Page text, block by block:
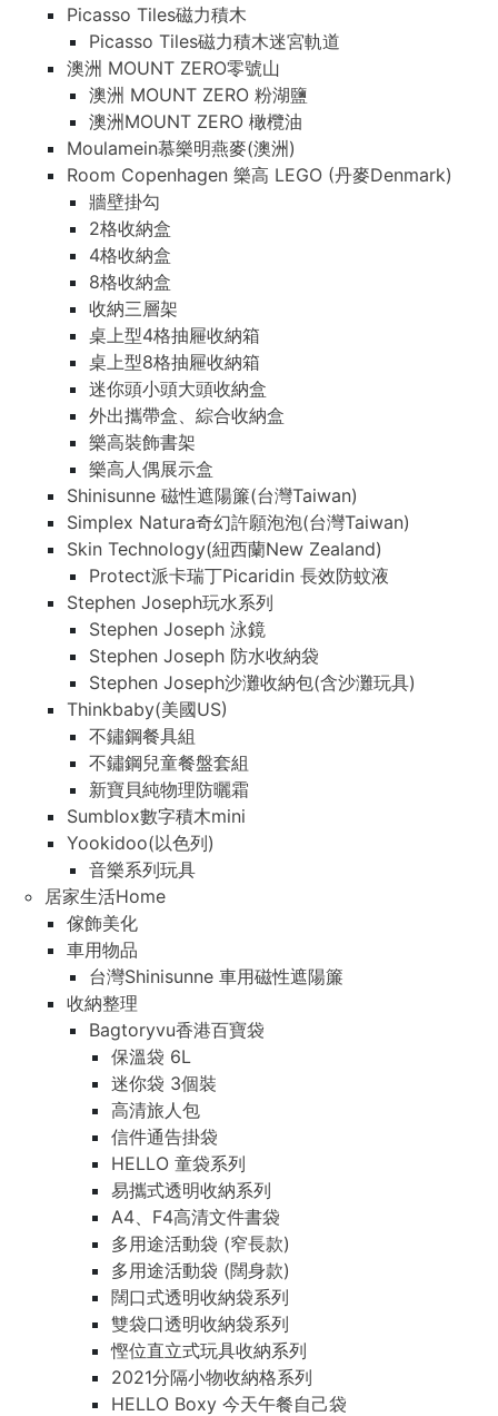
Picasso Tiles磁力積木
Picasso Tiles磁力積木迷宮軌道
澳洲 MOUNT ZERO零號山
澳洲 MOUNT ZERO 粉湖鹽
澳洲MOUNT ZERO 橄欖油
Moulamein慕樂明燕麥(澳洲)
Room Copenhagen 樂高 LEGO (丹麥Denmark)
牆壁掛勾
2格收納盒
4格收納盒
8格收納盒
收納三層架
桌上型4格抽屜收納箱
桌上型8格抽屜收納箱
迷你頭小頭大頭收納盒
外出攜帶盒、綜合收納盒
樂高裝飾書架
樂高人偶展示盒
Shinisunne 磁性遮陽簾(台灣Taiwan)
Simplex Natura奇幻許願泡泡(台灣Taiwan)
Skin Technology(紐西蘭New Zealand)
Protect派卡瑞丁Picaridin 長效防蚊液
Stephen Joseph玩水系列
Stephen Joseph 泳鏡
Stephen Joseph 防水收納袋
Stephen Joseph沙灘收納包(含沙灘玩具)
Thinkbaby(美國US)
不鏽鋼餐具組
不鏽鋼兒童餐盤套組
新寶貝純物理防曬霜
Sumblox數字積木mini
Yookidoo(以色列)
音樂系列玩具
居家生活Home
傢飾美化
車用物品
台灣Shinisunne 車用磁性遮陽簾
收納整理
Bagtoryvu香港百寶袋
保溫袋 6L
迷你袋 3個裝
高清旅人包
信件通告掛袋
HELLO 童袋系列
易攜式透明收納系列
A4、F4高清文件書袋
多用途活動袋 (窄長款)
多用途活動袋 (闊身款)
闊口式透明收納袋系列
雙袋口透明收納袋系列
慳位直立式玩具收納系列
2021分隔小物收納格系列
HELLO Boxy 今天午餐自己袋